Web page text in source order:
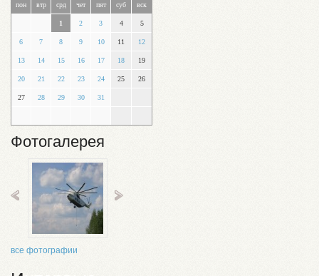
пон втр срд чет пят суб вск
1 2 3 4 5
6 7 8 9 10 11 12
13 14 15 16 17 18 19
20 21 22 23 24 25 26
27 28 29 30 31
Фотогалерея
все фотографии